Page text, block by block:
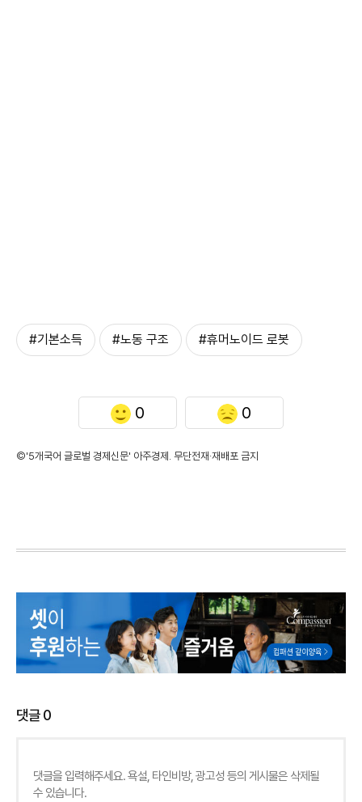
#기본소득 #노동 구조 #휴머노이드 로봇
0 0
©'5개국어 글로벌 경제신문' 아주경제. 무단전재·재배포 금지
댓글0